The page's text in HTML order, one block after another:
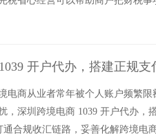
开户代办，搭建正规
电商从业者常年被个人账户频繁
，深圳跨境电商 1039 开户代办，
通合规收汇链路，妥善化解跨境电